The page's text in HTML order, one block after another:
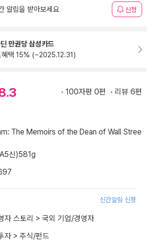
알림을 받아보세요 신청
만권당 삼성카드
택 15% (~2025.12.31)
100자평 0편 리뷰 6편
The Memoirs of the Dean of Wall Stree
신)581g
신간알림 신청
자 스토리 > 국외 기업/경영자
자 > 주식/펀드